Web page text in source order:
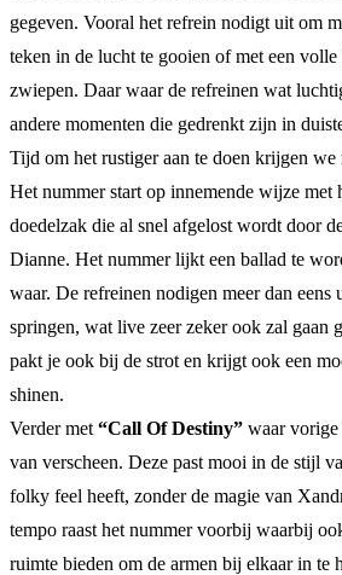
gegeven. Vooral het refrein nodigt uit om
teken in de lucht te gooien of met een
zwiepen. Daar waar de refreinen wat
andere momenten die gedrenkt zijn in
Tijd om het rustiger aan te doen krijgen we
Het nummer start op innemende wijze met
doedelzak die al snel afgelost wordt door
Dianne. Het nummer lijkt een ballad te
waar. De refreinen nodigen meer dan eens
springen, wat live zeer zeker ook zal gaan
pakt je ook bij de strot en krijgt ook een
shinen.
Verder met “Call Of Destiny” waar
van verscheen. Deze past mooi in de stijl
folky feel heeft, zonder de magie van
tempo raast het nummer voorbij waarbij
ruimte bieden om de armen bij elkaar in te